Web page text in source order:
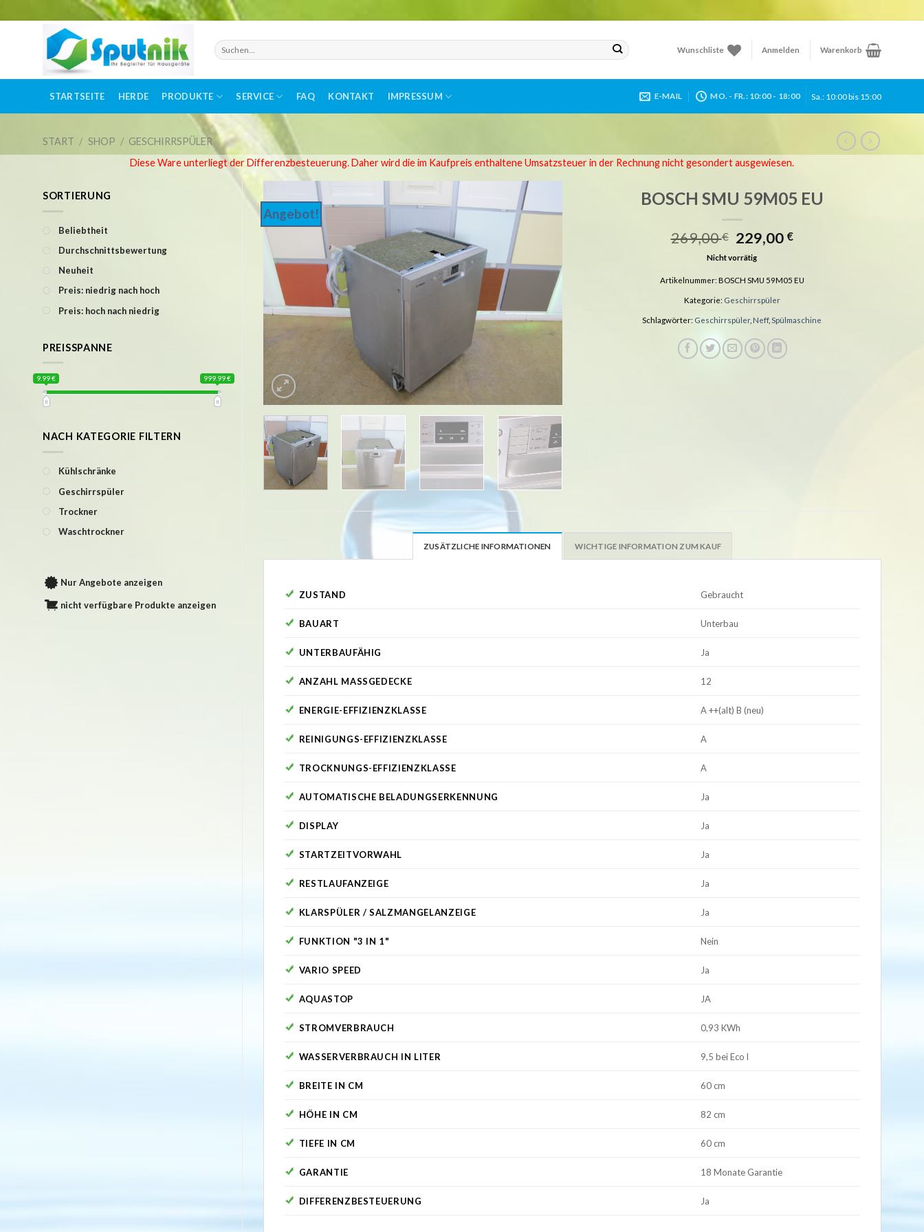
Suchen
nach:
Wunschliste Anmelden Warenkorb
STARTSEITE HERDE PRODUKTE SERVICE FAQ KONTAKT IMPRESSUM E-MAIL MO. - FR.: 10:00 - 18:00 Sa.: 10:00 bis 15:00
START / SHOP / GESCHIRRSPÜLER
Diese Ware unterliegt der Differenzbesteuerung. Daher wird die im Kaufpreis enthaltene Umsatzsteuer in der Rechnung nicht gesondert ausgewiesen.
SORTIERUNG
Beliebtheit
Durchschnittsbewertung
Neuheit
Preis: niedrig nach hoch
Preis: hoch nach niedrig
PREISSPANNE
9.99 € 999.99 €
NACH KATEGORIE FILTERN
Kühlschränke
Geschirrspüler
Trockner
Waschtrockner
Nur Angebote anzeigen
nicht verfügbare Produkte anzeigen
Angebot!
Wunschliste
BOSCH SMU 59M05 EU
269,00€
Ursprünglicher
Preis
war:
269,00 €
229,00 €Aktueller
229,00 €.
Nicht vorrätig
Artikelnummer: BOSCH SMU 59M05 EU
Kategorie: Geschirrspüler
Schlagwörter: Geschirrspüler,Neff,Spülmaschine
ZUSÄTZLICHE INFORMATIONEN WICHTIGE INFORMATION ZUM KAUF
ZUSTAND Gebraucht
BAUART Unterbau
UNTERBAUFÄHIG Ja
ANZAHL MASSGEDECKE 12
ENERGIE-EFFIZIENZKLASSE A ++(alt) B (neu)
REINIGUNGS-EFFIZIENZKLASSE A
TROCKNUNGS-EFFIZIENZKLASSE A
AUTOMATISCHE BELADUNGSERKENNUNG Ja
DISPLAY Ja
STARTZEITVORWAHL Ja
RESTLAUFANZEIGE Ja
KLARSPÜLER / SALZMANGELANZEIGE Ja
FUNKTION "3 IN 1" Nein
VARIO SPEED Ja
AQUASTOP JA
STROMVERBRAUCH 0,93 KWh
WASSERVERBRAUCH IN LITER 9,5 bei Eco l
BREITE IN CM 60 cm
HÖHE IN CM 82 cm
TIEFE IN CM 60 cm
GARANTIE 18 Monate Garantie
DIFFERENZBESTEUERUNG Ja